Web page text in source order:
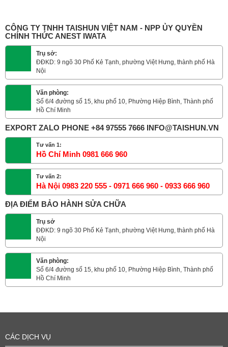
CÔNG TY TNHH TAISHUN VIỆT NAM - NPP ỦY QUYỀN
CHÍNH THỨC ANEST IWATA
Trụ sở:
ĐĐKD: 9 ngõ 30 Phố Kẻ Tạnh, phường Việt Hưng, thành phố Hà
Nội
Văn phòng:
Số 6/4 đường số 15, khu phố 10, Phường Hiệp Bình, Thành phố
Hồ Chí Minh
EXPORT ZALO PHONE +84 97555 7666 INFO@TAISHUN.VN
Tư vấn 1:
Hồ Chí Minh 0981 666 960
Tư vấn 2:
Hà Nội 0983 220 555 - 0971 666 960 - 0933 666 960
ĐỊA ĐIỂM BẢO HÀNH SỬA CHỮA
Trụ sở
ĐĐKD: 9 ngõ 30 Phố Kẻ Tạnh, phường Việt Hưng, thành phố Hà
Nội
Văn phòng:
Số 6/4 đường số 15, khu phố 10, Phường Hiệp Bình, Thành phố
Hồ Chí Minh
CÁC DỊCH VỤ